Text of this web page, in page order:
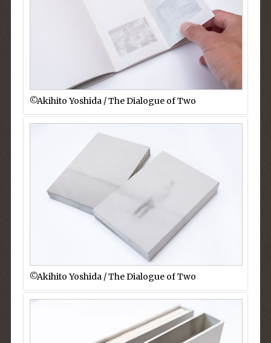
©︎Akihito Yoshida / The Dialogue of Two
©︎Akihito Yoshida / The Dialogue of Two